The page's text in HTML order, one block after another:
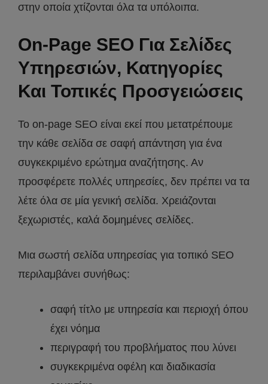
στην οποία χτίζονται όλα τα υπόλοιπα.
On-Page SEO Για Σελίδες
Υπηρεσιών, Κατηγορίες
Και Τοπικές Προσγειώσεις
Το on-page SEO είναι εκεί που μετατρέπουμε
την κάθε σελίδα σε σαφή απάντηση για ένα
συγκεκριμένο ερώτημα αναζήτησης. Αν
προσφέρετε πολλές υπηρεσίες, δεν πρέπει να τα
λέτε όλα σε μία γενική σελίδα. Χρειάζονται
ξεχωριστές, καλά δομημένες σελίδες.
Μια σωστή σελίδα υπηρεσίας για τοπικό SEO
περιλαμβάνει συνήθως:
σαφή τίτλο με υπηρεσία και περιοχή όπου
έχει νόημα
περιγραφή του προβλήματος που λύνει
συγκεκριμένα οφέλη και διαδικασία